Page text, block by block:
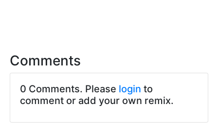
Comments
0 Comments. Please login to
comment or add your own remix.